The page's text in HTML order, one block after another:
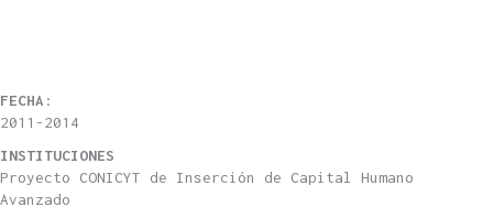
FECHA :
2011-2014
INSTITUCIONES
Proyecto CONICYT de Inserción de Capital Humano
Avanzado